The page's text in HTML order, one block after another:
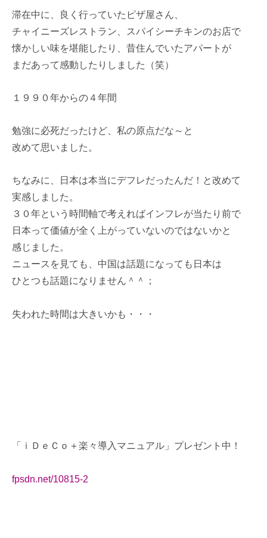
滞在中に、良く行っていたピザ屋さん、
チャイニーズレストラン、スパイシーチキンのお店で
懐かしい味を堪能したり、昔住んでいたアパートが
まだあって感動したりしました（笑）
１９９０年からの４年間
勉強に必死だったけど、私の原点だな～と
改めて思いました。
ちなみに、日本は本当にデフレだったんだ！と改めて
実感しました。
３０年という時間軸で考えればインフレが当たり前で
日本って価値が全く上がっていないのではないかと
感じました。
ニュースを見ても、中国は話題になっても日本は
ひとつも話題になりません＾＾；
失われた時間は大きいかも・・・
「ｉＤｅＣｏ＋楽々導入マニュアル」プレゼント中！
fpsdn.net/10815-2